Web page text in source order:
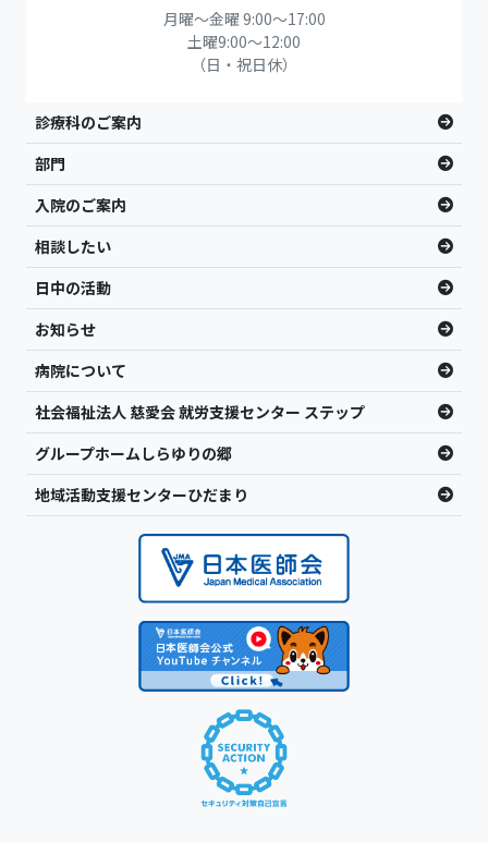
月曜～金曜 9:00～17:00
土曜9:00〜12:00
（日・祝日休）
診療科のご案内
部門
入院のご案内
相談したい
日中の活動
お知らせ
病院について
社会福祉法人 慈愛会 就労支援センター ステップ
グループホームしらゆりの郷
地域活動支援センターひだまり